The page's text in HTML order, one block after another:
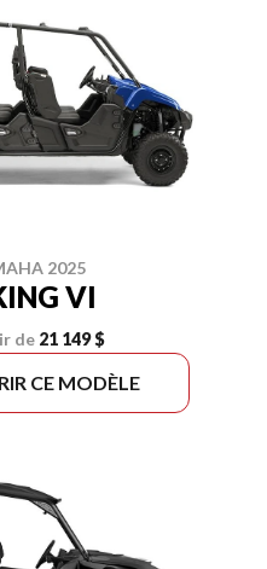
2025
VI
de 21 149 $
CE MODÈLE